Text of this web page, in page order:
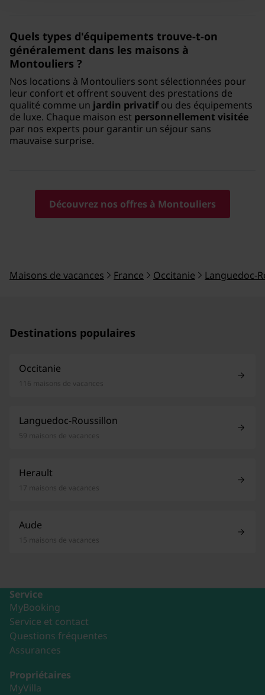
Quels types d'équipements trouve-t-on
généralement dans les maisons à
Montouliers ?
Nos locations à Montouliers sont sélectionnées pour
leur confort et offrent souvent des prestations de
qualité comme un jardin privatifou des équipements
de luxe. Chaque maison est personnellement visitée
par nos experts pour garantir un séjour sans
mauvaise surprise.
Découvrez nos offres à Montouliers
Maisons de vacances France Occitanie Languedoc-
Destinations populaires
Occitanie
116 maisons de vacances
Languedoc-Roussillon
59 maisons de vacances
Herault
17 maisons de vacances
Aude
15 maisons de vacances
Service
MyBooking
Service et contact
Questions fréquentes
Assurances
Propriétaires
MyVilla